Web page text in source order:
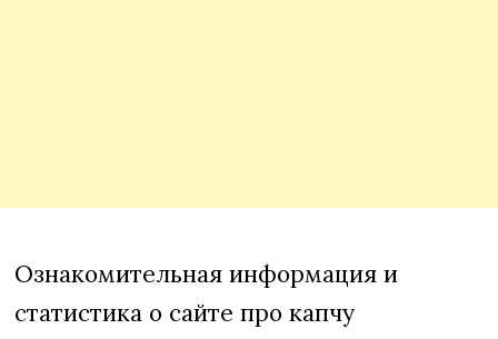
Ознакомительная информация и
статистика о сайте про капчу